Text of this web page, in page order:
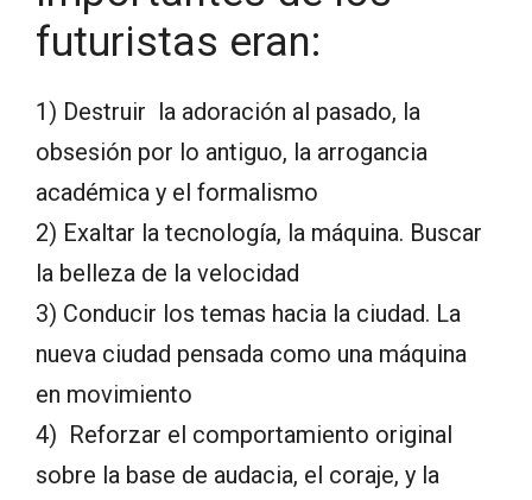
futuristas eran:
1) Destruir la adoración al pasado, la
obsesión por lo antiguo, la arrogancia
académica y el formalismo
2) Exaltar la tecnología, la máquina. Buscar
la belleza de la velocidad
3) Conducir los temas hacia la ciudad. La
nueva ciudad pensada como una máquina
en movimiento
4) Reforzar el comportamiento original
sobre la base de audacia, el coraje, y la